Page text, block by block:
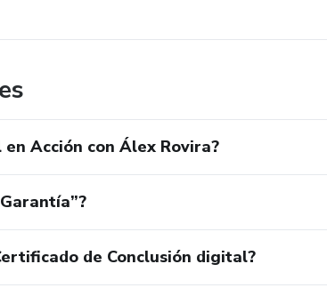
Acción con Álex Rovira?
de Conclusión digital?